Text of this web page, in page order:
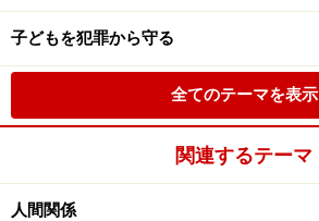
子どもを犯罪から守る
全てのテーマを表示
関連するテーマ
人間関係